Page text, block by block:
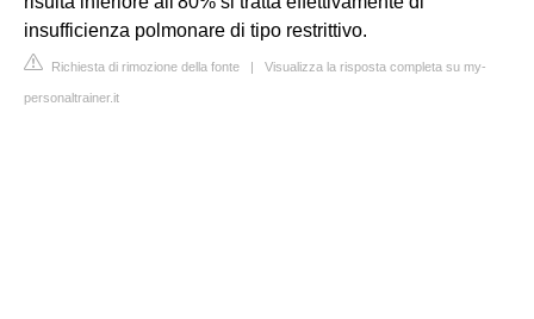
insufficienza polmonare di tipo restrittivo.
Richiesta di rimozione della fonte | Visualizza la risposta completa su my-
personaltrainer.it